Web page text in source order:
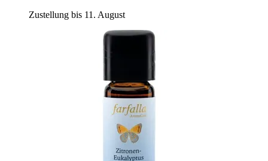
Zustellung bis 11. August